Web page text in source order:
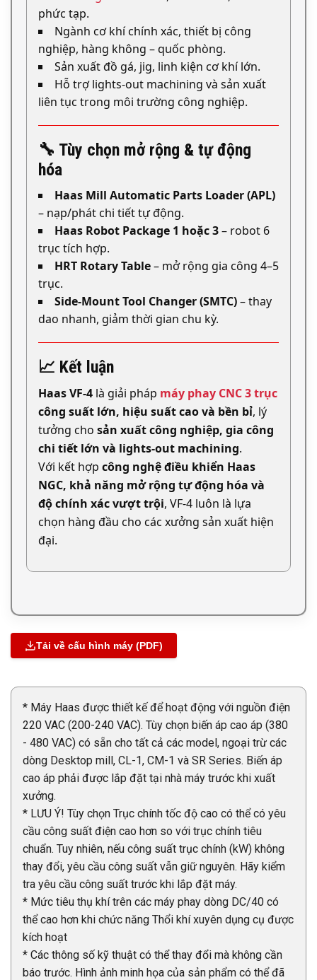
phức tạp.
Ngành cơ khí chính xác, thiết bị công
nghiệp, hàng không – quốc phòng.
Sản xuất đồ gá, jig, linh kiện cơ khí lớn.
Hỗ trợ lights-out machining và sản xuất
liên tục trong môi trường công nghiệp.
🔧 Tùy chọn mở rộng & tự động
hóa
Haas Mill Automatic Parts Loader (APL)
– nạp/phát chi tiết tự động.
Haas Robot Package 1 hoặc 3– robot 6
trục tích hợp.
HRT Rotary Table– mở rộng gia công 4–5
trục.
Side-Mount Tool Changer (SMTC)– thay
dao nhanh, giảm thời gian chu kỳ.
📈 Kết luận
Haas VF-4 là giải pháp máy phay CNC 3 trục
công suất lớn, hiệu suất cao và bền bỉ, lý
tưởng cho sản xuất công nghiệp, gia công
chi tiết lớn và lights-out machining.
Với kết hợp công nghệ điều khiển Haas
NGC, khả năng mở rộng tự động hóa và
độ chính xác vượt trội, VF-4 luôn là lựa
chọn hàng đầu cho các xưởng sản xuất hiện
đại.
Tải về cấu hình máy (PDF)
* Máy Haas được thiết kế để hoạt động với nguồn điện
220 VAC (200-240 VAC). Tùy chọn biến áp cao áp (380
- 480 VAC) có sẵn cho tất cả các model, ngoại trừ các
dòng Desktop mill, CL-1, CM-1 và SR Series. Biến áp
cao áp phải được lắp đặt tại nhà máy trước khi xuất
xưởng.
* LƯU Ý! Tùy chọn Trục chính tốc độ cao có thể có yêu
cầu công suất điện cao hơn so với trục chính tiêu
chuẩn. Tuy nhiên, nếu công suất trục chính (kW) không
thay đổi, yêu cầu công suất vẫn giữ nguyên. Hãy kiểm
tra yêu cầu công suất trước khi lắp đặt máy.
* Mức tiêu thụ khí trên các máy phay dòng DC/40 có
thể cao hơn khi chức năng Thổi khí xuyên dụng cụ được
kích hoạt
* Các thông số kỹ thuật có thể thay đổi mà không cần
báo trước. Hình ảnh minh họa của sản phẩm có thể đã